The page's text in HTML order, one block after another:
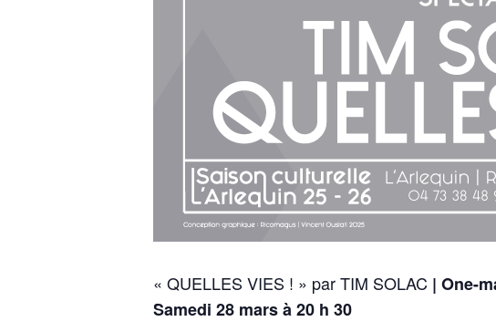
« QUELLES VIES ! » par TIM SOLAC | One-
Samedi 28 mars à 20 h 30